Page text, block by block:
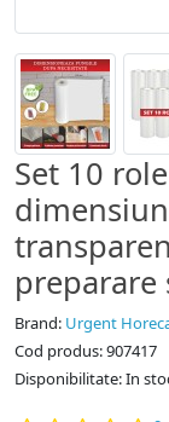
Set 10
preparare
Brand: Urgent
Cod produs: 907417
Disponibilitate: In